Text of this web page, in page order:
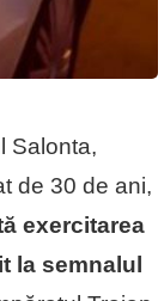
Salonta,
de 30 de ani,
exercitarea
la semnalul